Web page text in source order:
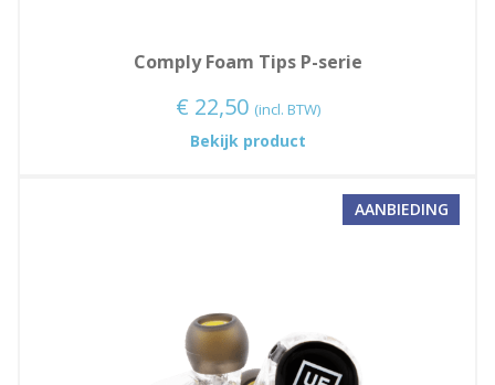
Comply Foam Tips P-serie
€ 22,50 (incl. BTW)
Bekijk product:
AANBIEDING
IN